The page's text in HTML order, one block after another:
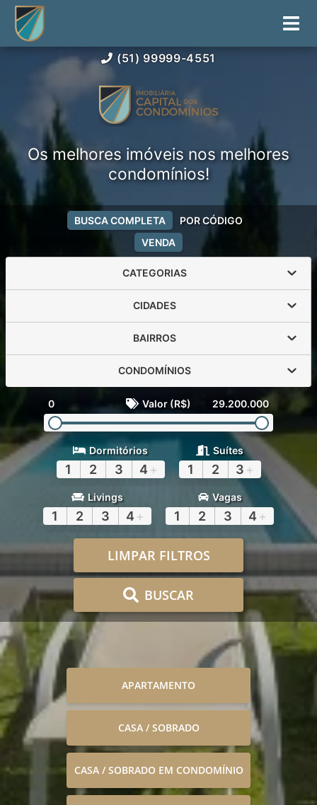
(51) 99999-4551
Os melhores imóveis nos melhores
condomínios!
VENDA
BUSCA COMPLETA POR CÓDIGO
CATEGORIAS
CIDADES
BAIRROS
CONDOMÍNIOS
0 Valor (R$) 29.200.000
Dormitórios
1 2 3 4 +
Suítes
1 2 3 +
Livings
1 2 3 4 +
Vagas
1 2 3 4 +
LIMPAR FILTROS
BUSCAR
APARTAMENTO
CASA / SOBRADO
CASA / SOBRADO EM CONDOMÍNIO